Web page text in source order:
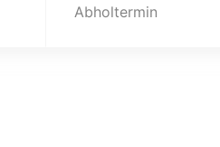
Abholtermin